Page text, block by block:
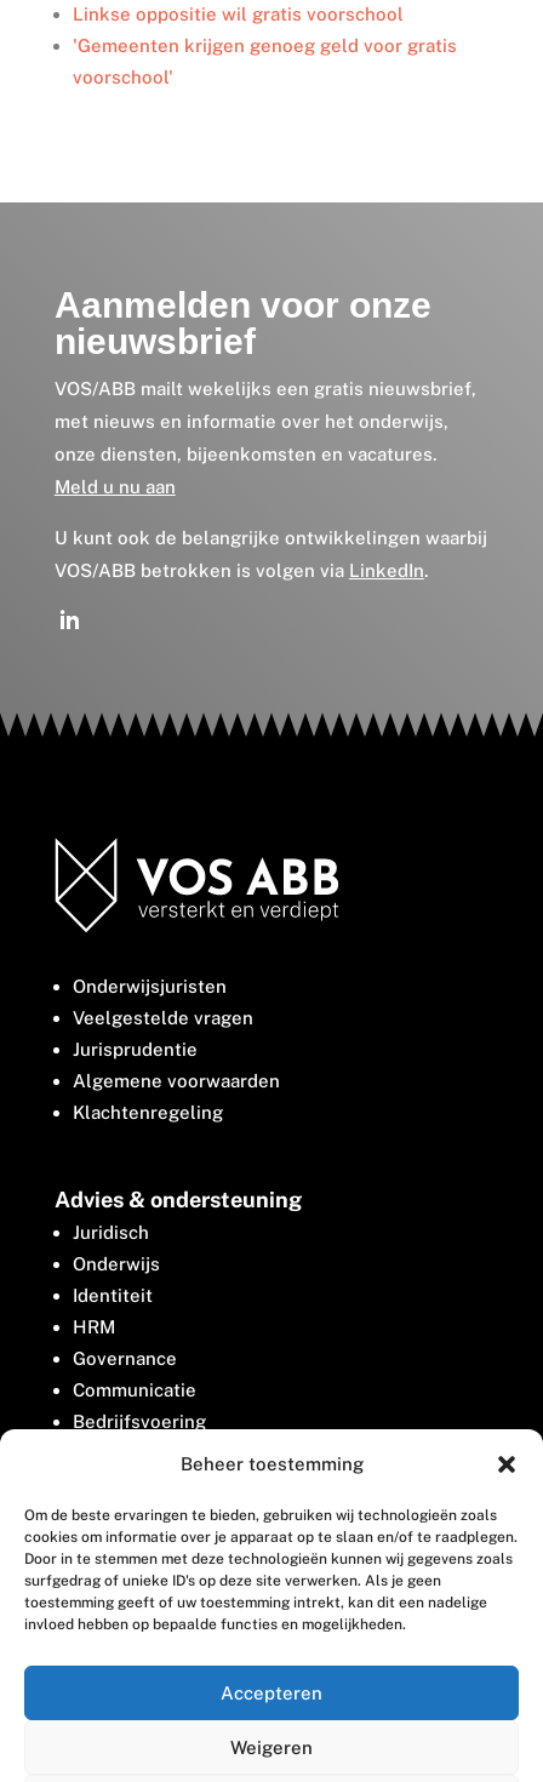
Beheer toestemming
Om de beste ervaringen te bieden, gebruiken wij technologieën zoals
cookies om informatie over je apparaat op te slaan en/of te raadplegen.
Door in te stemmen met deze technologieën kunnen wij gegevens zoals
surfgedrag of unieke ID's op deze site verwerken. Als je geen
toestemming geeft of uw toestemming intrekt, kan dit een nadelige
invloed hebben op bepaalde functies en mogelijkheden.
Accepteren
Weigeren
Linkse oppositie wil gratis voorschool
'Gemeenten krijgen genoeg geld voor gratis
voorschool'
Aanmelden voor onze
nieuwsbrief
VOS/ABB mailt wekelijks een gratis nieuwsbrief,
met nieuws en informatie over het onderwijs,
onze diensten, bijeenkomsten en vacatures.
Meld u nu aan
U kunt ook de belangrijke ontwikkelingen waarbij
VOS/ABB betrokken is volgen via LinkedIn.
Onderwijsjuristen
Veelgestelde vragen
Jurisprudentie
Algemene voorwaarden
Klachtenregeling
Advies & ondersteuning
Juridisch
Onderwijs
Identiteit
HRM
Governance
Communicatie
Bedrijfsvoering
Belangenbehartiging
Contact
Houttuinlaan 8
3447 GM Woerden